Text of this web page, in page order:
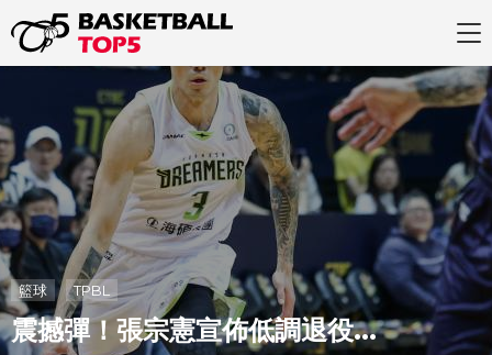
籃球 TPBL
震撼彈！張宗憲宣佈低調退役...